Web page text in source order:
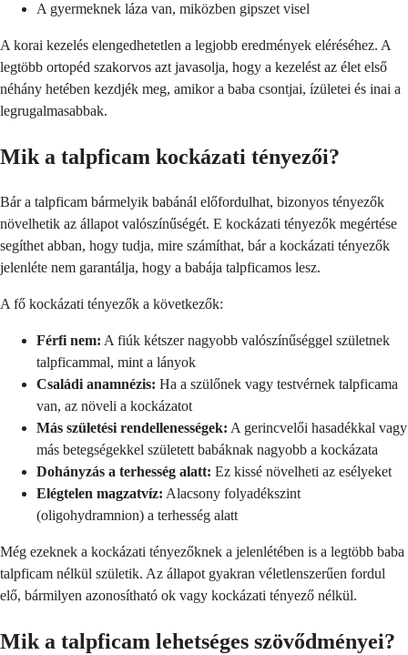
A gyermeknek láza van, miközben gipszet visel
A korai kezelés elengedhetetlen a legjobb eredmények eléréséhez. A
legtöbb ortopéd szakorvos azt javasolja, hogy a kezelést az élet első
néhány hetében kezdjék meg, amikor a baba csontjai, ízületei és inai a
legrugalmasabbak.
Mik a talpficam kockázati tényezői?
Bár a talpficam bármelyik babánál előfordulhat, bizonyos tényezők
növelhetik az állapot valószínűségét. E kockázati tényezők megértése
segíthet abban, hogy tudja, mire számíthat, bár a kockázati tényezők
jelenléte nem garantálja, hogy a babája talpficamos lesz.
A fő kockázati tényezők a következők:
Férfi nem: A fiúk kétszer nagyobb valószínűséggel születnek
talpficammal, mint a lányok
Családi anamnézis: Ha a szülőnek vagy testvérnek talpficama
van, az növeli a kockázatot
Más születési rendellenességek: A gerincvelői hasadékkal vagy
más betegségekkel született babáknak nagyobb a kockázata
Dohányzás a terhesség alatt: Ez kissé növelheti az esélyeket
Elégtelen magzatvíz: Alacsony folyadékszint
(oligohydramnion) a terhesség alatt
Még ezeknek a kockázati tényezőknek a jelenlétében is a legtöbb baba
talpficam nélkül születik. Az állapot gyakran véletlenszerűen fordul
elő, bármilyen azonosítható ok vagy kockázati tényező nélkül.
Mik a talpficam lehetséges szövődményei?